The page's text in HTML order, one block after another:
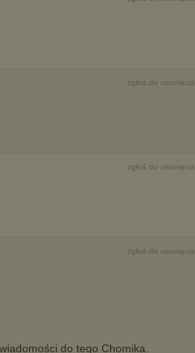
zgłoś do usunięcia
zgłoś do usunięcia
zgłoś do usunięcia
do tego Chomika.